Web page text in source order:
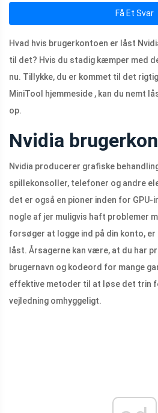
Få Et Svar
Hvad hvis brugerkontoen er låst
til det? Hvis du stadig kæmper med
nu. Tillykke, du er kommet til det
MiniTool hjemmeside , kan du nemt
op.
Nvidia
Nvidia producerer grafiske
spillekonsoller, telefoner og andre
det er også en pioner inden for GPU-
nogle af jer muligvis haft problemer
forsøger at logge ind på din konto,
låst. Årsagerne kan være, at du har
brugernavn og kodeord for mange
effektive metoder til at løse det trin
vejledning omhyggeligt.